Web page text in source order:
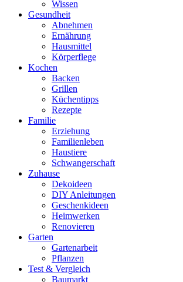
Wissen
Gesundheit
Abnehmen
Ernährung
Hausmittel
Körperflege
Kochen
Backen
Grillen
Küchentipps
Rezepte
Familie
Erziehung
Familienleben
Haustiere
Schwangerschaft
Zuhause
Dekoideen
DIY Anleitungen
Geschenkideen
Heimwerken
Renovieren
Garten
Gartenarbeit
Pflanzen
Test & Vergleich
Baumarkt